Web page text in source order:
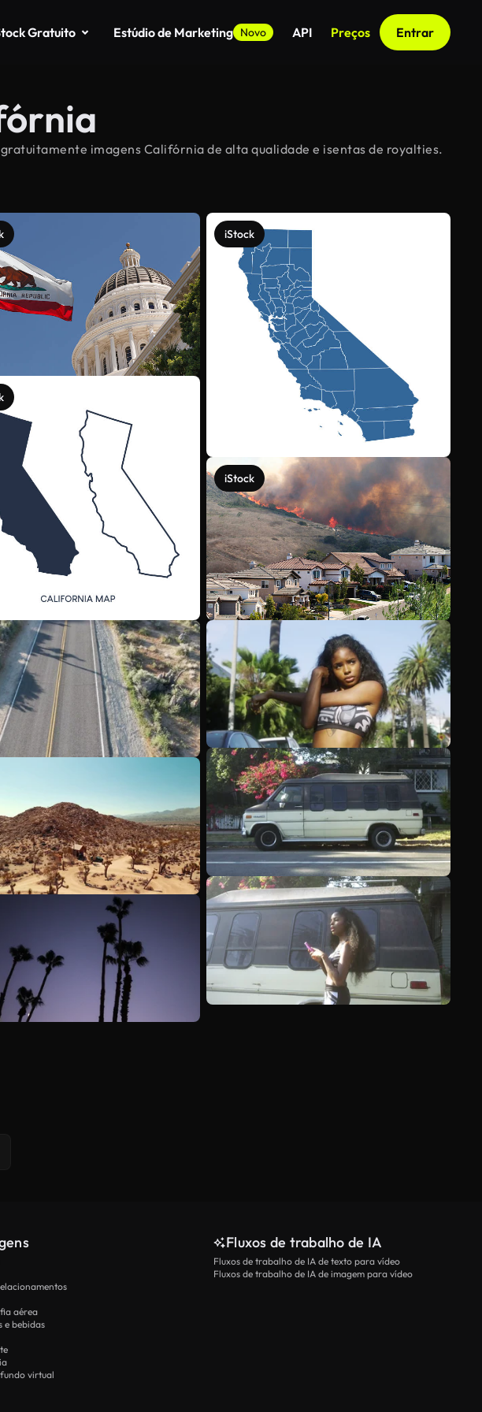
Gratuito Estúdio de Marketing Novo API Preços Entrar
imagens Califórnia de alta qualidade e isentas de royalties.
iStock
iStock
Veja mais
aérea
e bebidas
virtual
Fluxos de trabalho de IA
Fluxos de trabalho de IA de texto para vídeo
Fluxos de trabalho de IA de imagem para vídeo